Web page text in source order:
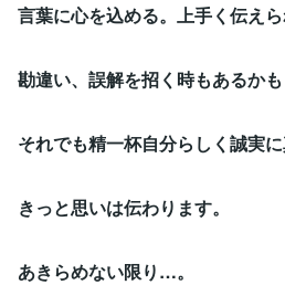
言葉に心を込める。上手く伝えら
勘違い、誤解を招く時もあるかも
それでも精一杯自分らしく誠実に
きっと思いは伝わります。
あきらめない限り…。